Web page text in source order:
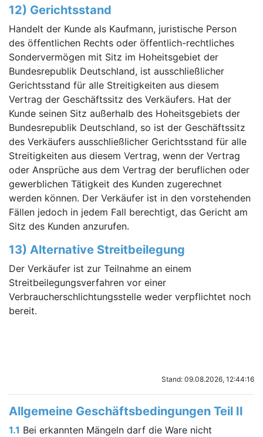
12) Gerichtsstand
Handelt der Kunde als Kaufmann, juristische Person
des öffentlichen Rechts oder öffentlich-rechtliches
Sondervermögen mit Sitz im Hoheitsgebiet der
Bundesrepublik Deutschland, ist ausschließlicher
Gerichtsstand für alle Streitigkeiten aus diesem
Vertrag der Geschäftssitz des Verkäufers. Hat der
Kunde seinen Sitz außerhalb des Hoheitsgebiets der
Bundesrepublik Deutschland, so ist der Geschäftssitz
des Verkäufers ausschließlicher Gerichtsstand für alle
Streitigkeiten aus diesem Vertrag, wenn der Vertrag
oder Ansprüche aus dem Vertrag der beruflichen oder
gewerblichen Tätigkeit des Kunden zugerechnet
werden können. Der Verkäufer ist in den vorstehenden
Fällen jedoch in jedem Fall berechtigt, das Gericht am
Sitz des Kunden anzurufen.
13) Alternative Streitbeilegung
Der Verkäufer ist zur Teilnahme an einem
Streitbeilegungsverfahren vor einer
Verbraucherschlichtungsstelle weder verpflichtet noch
bereit.
Stand: 09.08.2026, 12:44:16
Allgemeine Geschäftsbedingungen Teil II
1.1 Bei erkannten Mängeln darf die Ware nicht